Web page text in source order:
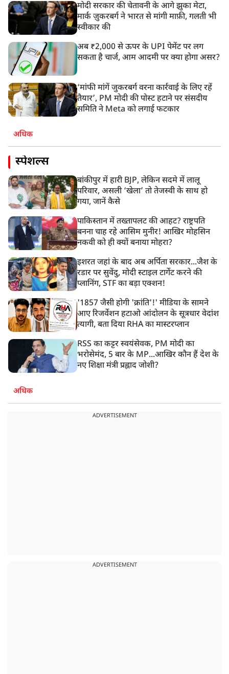
मोदी सरकार की चेतावनी के आगे झुका मेटा,
मार्क ज़ुकरबर्ग ने भारत से मांगी माफ़ी, गलती भी
स्वीकार की
अब ₹2,000 से ऊपर के UPI पेमेंट पर लग
सकता है चार्ज, आम आदमी पर क्या होगा असर?
‘मांफी मांगें जुकरबर्ग वरना कार्रवाई के लिए रहें
तैयार’, PM मोदी की पोस्ट हटाने पर संसदीय
समिति ने Meta को लगाई फटकार
अधिक
स्पेशल्स
बांकीपुर में हारी BJP, लेकिन सदमे में लालू
परिवार, असली ‘खेला’ तो तेजस्वी के साथ हो
गया, जानें कैसे
पाकिस्तान में तख्तापलट की आहट? राष्ट्रपति
बनना चाह रहे आसिम मुनीर! आखिर मोहसिन
नकवी को ही क्यों बनाया मोहरा?
इशरत जहां के बाद अब अर्पिता सरकार...जैश के
रडार पर सुवेंदु, मोदी स्टाइल टार्गेट करने की
प्लानिंग, STF का बड़ा एक्शन!
'1857 जैसी होगी 'क्रांति'!' मीडिया के सामने
आए रिजर्वेशन हटाओ आंदोलन के सूत्रधार वेदांश
त्यागी, बता दिया RHA का मास्टरप्लान
RSS का कट्टर स्वयंसेवक, PM मोदी का
भरोसेमंद, 5 बार के MP...आखिर कौन हैं देश के
नए शिक्षा मंत्री प्रह्लाद जोशी?
अधिक
ADVERTISEMENT
ADVERTISEMENT